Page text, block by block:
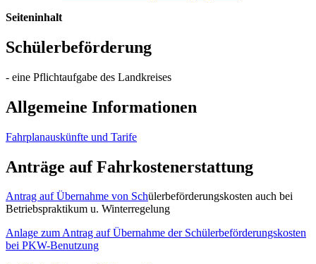
Seiteninhalt
Schülerbeförderung
- eine Pflichtaufgabe des Landkreises
Allgemeine Informationen
Fahrplanauskünfte und Tarife
Anträge auf Fahrkostenerstattung
Antrag auf Übernahme von Schülerbeförderungskosten auch bei
Betriebspraktikum u. Winterregelung
Anlage zum Antrag auf Übernahme der Schülerbeförderungskosten
bei PKW-Benutzung